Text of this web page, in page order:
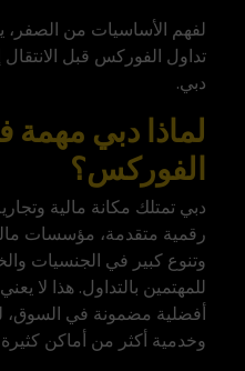
لفهم الأساسيات من الصفر،
تداول الفوركس قبل
دبي.
لماذا دبي
الفوركس؟
دبي تمتلك مكانة مالية
رقمية متقدمة، مؤسسات
وتنوع كبير في الجنسيات
للمهتمين بالتداول. هذا لا
أفضلية مضمونة في السوق،
وخدمية أكثر من أماكن